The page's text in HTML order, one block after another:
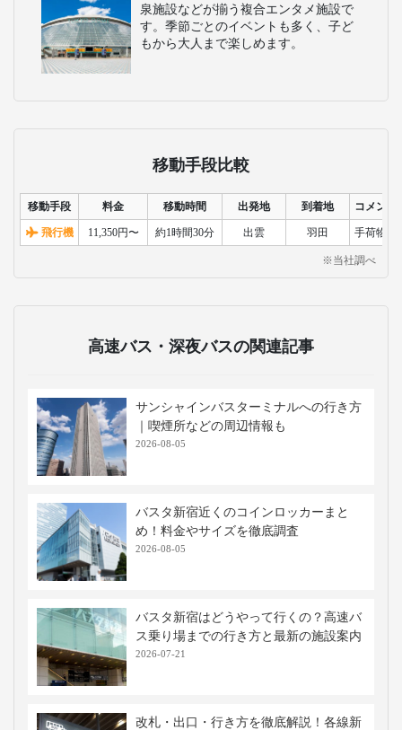
泉施設などが揃う複合エンタメ施設で
す。季節ごとのイベントも多く、子ど
もから大人まで楽しめます。
移動手段比較
移動手段 料金 移動時間 出発地 到着地 コメント
飛行機 11,350円〜 約1時間30分 出雲 羽田 手荷物検
※当社調べ
高速バス・深夜バスの関連記事
サンシャインバスターミナルへの行き方
｜喫煙所などの周辺情報も
2026-08-05
バスタ新宿近くのコインロッカーまと
め！料金やサイズを徹底調査
2026-08-05
バスタ新宿はどうやって行くの？高速バ
ス乗り場までの行き方と最新の施設案内
2026-07-21
改札・出口・行き方を徹底解説！各線新